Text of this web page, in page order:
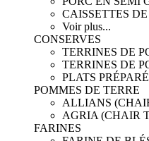
CAISSETTES DE
Voir plus...
CONSERVES
TERRINES DE
TERRINES DE
PLATS
POMMES DE TERRE
ALLIANS
AGRIA (CHAIR
FARINES